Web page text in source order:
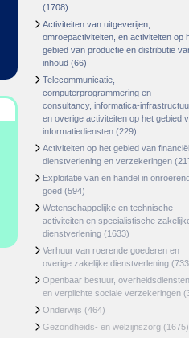
(1708)
Activiteiten van uitgeverijen,
omroepactiviteiten, en activiteiten op
gebied van productie en distributie
inhoud (66)
Telecommunicatie,
computerprogrammering en
consultancy, informatica-
en overige activiteiten op het gebied
informatiediensten (229)
Activiteiten op het gebied van
dienstverlening en verzekeringen
Exploitatie van en handel in
goed (594)
Wetenschappelijke en technische
activiteiten en specialistische
dienstverlening (1633)
Verhuur van roerende goederen en
overige zakelijke dienstverlening
Openbaar bestuur, overheidsdiensten
en verplichte sociale verzekeringen
Onderwijs (464)
Gezondheids- en welzijnszorg (1675)